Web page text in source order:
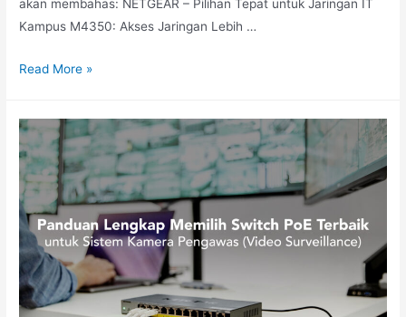
akan membahas: NETGEAR – Pilihan Tepat untuk Jaringan IT
Kampus M4350: Akses Jaringan Lebih …
Read More »